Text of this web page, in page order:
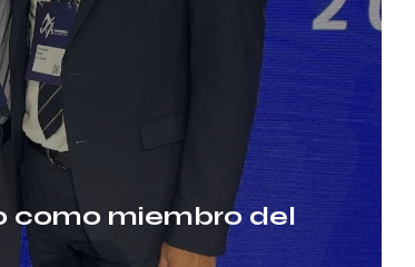
como miembro del